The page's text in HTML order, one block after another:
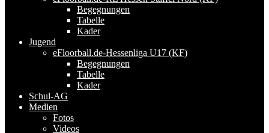
Begegnungen
Tabelle
Kader
Jugend
eFloorball.de-Hessenliga U17 (KF)
Begegnungen
Tabelle
Kader
Schul-AG
Medien
Fotos
Videos